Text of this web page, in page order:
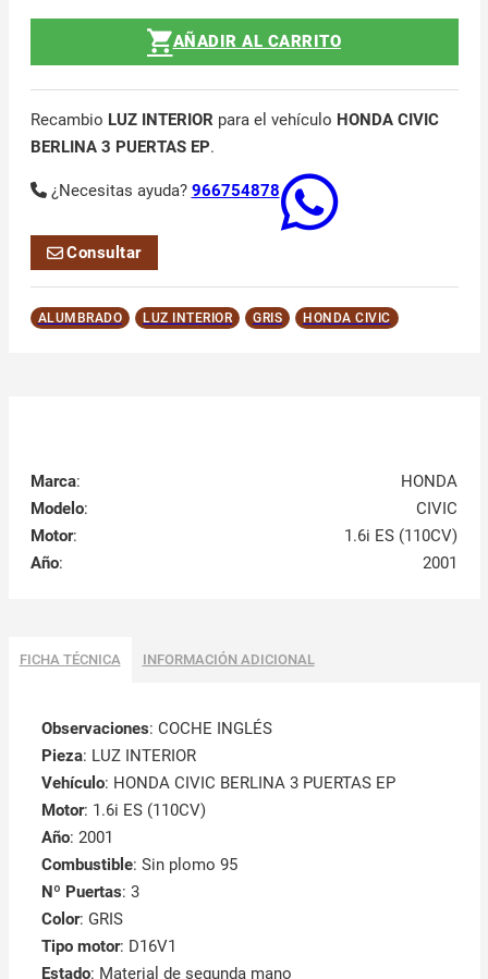
AÑADIR AL CARRITO
Recambio LUZ INTERIOR para el vehículo HONDA CIVIC
BERLINA 3 PUERTAS EP.
¿Necesitas ayuda? 966754878
Consultar
ALUMBRADO LUZ INTERIOR GRIS HONDA CIVIC
Marca:
HONDA
Modelo:
CIVIC
Motor:
1.6i ES (110CV)
Año: 2001
FICHA TÉCNICA INFORMACIÓN ADICIONAL
Observaciones: COCHE INGLÉS
Pieza: LUZ INTERIOR
Vehículo: HONDA CIVIC BERLINA 3 PUERTAS EP
Motor: 1.6i ES (110CV)
Año: 2001
Combustible: Sin plomo 95
Nº Puertas: 3
Color: GRIS
Tipo motor: D16V1
Estado: Material de segunda mano